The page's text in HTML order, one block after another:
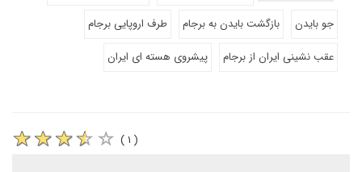
جو بایدن
بازگشت بایدن به برجام
طرف اروپایی برجام
عقب نشینی ایران از برجام
پیشروی هسته ای ایران
( ۱ )